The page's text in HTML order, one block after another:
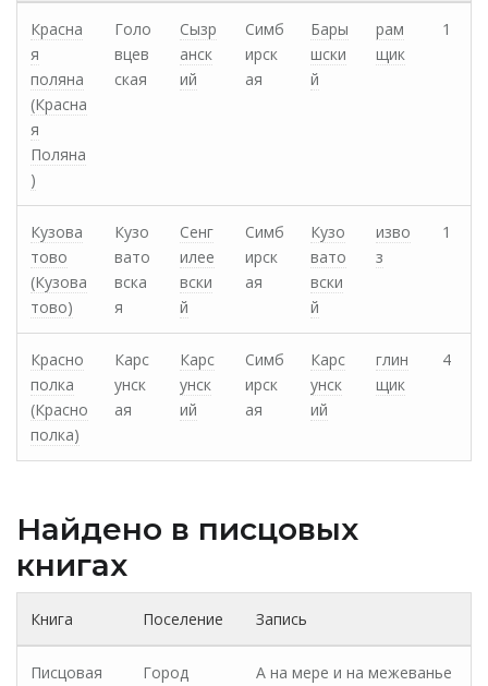
Красна
я
поляна
(Красна
я
Поляна
)
Голо
вцев
ская
Сызр
анск
ий
Симб
ирск
ая
Бары
шски
й
рам
щик
1
Кузова
тово
(Кузова
тово)
Кузо
вато
вска
я
Сенг
илее
вски
й
Симб
ирск
ая
Кузо
вато
вски
й
изво
з
1
Красно
полка
(Красно
полка)
Карс
унск
ая
Карс
унск
ий
Симб
ирск
ая
Карс
унск
ий
глин
щик
4
Найдено в писцовых
книгах
Книга Поселение Запись
Писцовая
Город
А на мере и на межеванье